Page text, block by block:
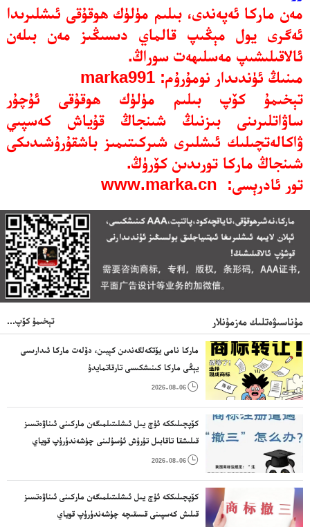
مەن ماركا ئەپەندى، بىلىم مۈلۈك ھوقۇقى ئىشلىرىدا
ئەگرى يول مېڭىپ قالماي دىسىڭىز مەن بىلەن
ئالاقىلىشىپ مەسلىھەت سوراڭ.
مىنىڭ ئۈندىدار نومۇرۇم: marka991
تېخىمۇ كۆپ بىلىم مۈلۈك ھوقۇقى ئۇچۇر
ساۋاتلىرىنى بىزنىڭ شىنجاڭ قۇياش كەسپىي
ۋاكالەتچىلىك ئىشلىرى شىركىتىمىز باشقۇرۇشىدىكى
شىنجاڭ ماركا تورىدىن كۆرۈڭ.
تور ئادرېسى:
www.marka.cn
مۇناسىۋەتلىك مەزمۇنلار تېخىمۇ كۆپ...
ماركا نامى يۆتكەلگەندىن كېيىن، دۆلەت ماركا ئىدارىسى
يېڭى ماركا كىنىشكىسى تارقاتمايدۇ

2026-08-06
كۆپچىلىككە ئۈچ يىل ئىشلىتىلمىگەن ماركىنى ئىناۋەتسىز
قىلىشقا تاقابىل تۇرۇش ئۇسۇلىنى چۈشەندۈرۈپ قوياي

2026-08-06
كۆپچىلىككە ئۈچ يىل ئىشلىتىلمىگەن ماركىنى ئىناۋەتسىز
قىلىش كەسپىنى قىسقىچە چۈشەندۈرۈپ قوياي